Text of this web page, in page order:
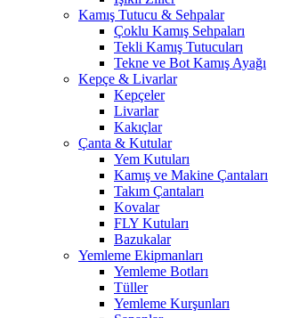
Kamış Tutucu & Sehpalar
Çoklu Kamış Sehpaları
Tekli Kamış Tutucuları
Tekne ve Bot Kamış Ayağı
Kepçe & Livarlar
Kepçeler
Livarlar
Kakıçlar
Çanta & Kutular
Yem Kutuları
Kamış ve Makine Çantaları
Takım Çantaları
Kovalar
FLY Kutuları
Bazukalar
Yemleme Ekipmanları
Yemleme Botları
Tüller
Yemleme Kurşunları